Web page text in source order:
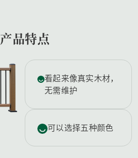
产品特点
看起来像真实木材，
无需维护
可以选择五种颜色